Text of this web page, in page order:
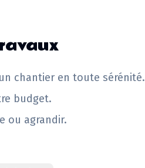
chantier en toute sérénité.
budget.
ou agrandir.